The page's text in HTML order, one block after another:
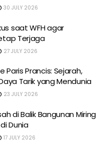
30 JULY 2026
saat WFH agar
Terjaga
27 JULY 2026
Paris Prancis: Sejarah,
Tarik yang Mendunia
23 JULY 2026
di Balik Bangunan Miring
Dunia
17 JULY 2026